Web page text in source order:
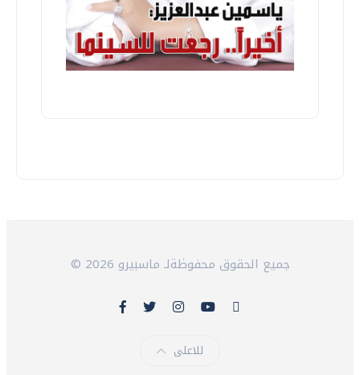
© 2026 جميع الحقوق محفوظةلـ ماسبيرو
للاعلى